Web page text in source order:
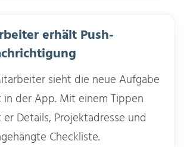
erhält Push-
sieht die neue Aufgabe
der App. Mit einem Tippen
Details, Projektadresse und
Checkliste.